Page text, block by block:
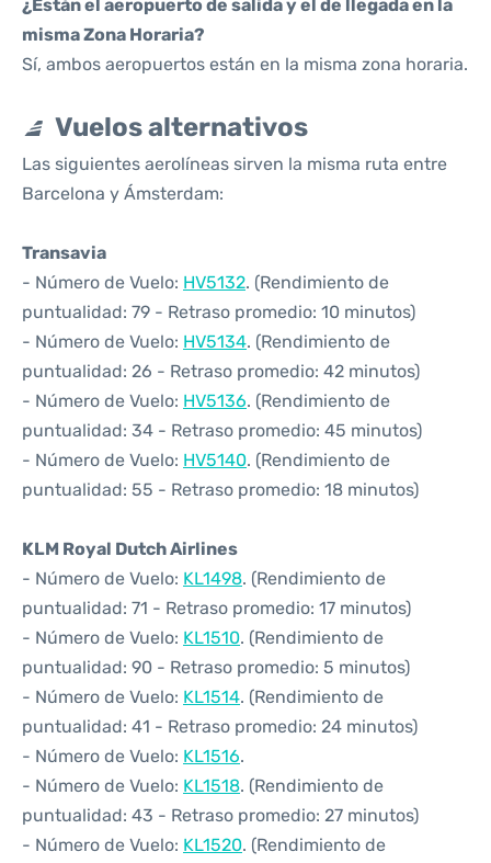
¿Están el aeropuerto de salida y el de llegada en la
misma Zona Horaria?
Sí, ambos aeropuertos están en la misma zona horaria.
Vuelos alternativos
Las siguientes aerolíneas sirven la misma ruta entre
Barcelona y Ámsterdam:
Transavia
- Número de Vuelo: HV5132. (Rendimiento de
puntualidad: 79 - Retraso promedio: 10 minutos)
- Número de Vuelo: HV5134. (Rendimiento de
puntualidad: 26 - Retraso promedio: 42 minutos)
- Número de Vuelo: HV5136. (Rendimiento de
puntualidad: 34 - Retraso promedio: 45 minutos)
- Número de Vuelo: HV5140. (Rendimiento de
puntualidad: 55 - Retraso promedio: 18 minutos)
KLM Royal Dutch Airlines
- Número de Vuelo: KL1498. (Rendimiento de
puntualidad: 71 - Retraso promedio: 17 minutos)
- Número de Vuelo: KL1510. (Rendimiento de
puntualidad: 90 - Retraso promedio: 5 minutos)
- Número de Vuelo: KL1514. (Rendimiento de
puntualidad: 41 - Retraso promedio: 24 minutos)
- Número de Vuelo: KL1516.
- Número de Vuelo: KL1518. (Rendimiento de
puntualidad: 43 - Retraso promedio: 27 minutos)
- Número de Vuelo: KL1520. (Rendimiento de